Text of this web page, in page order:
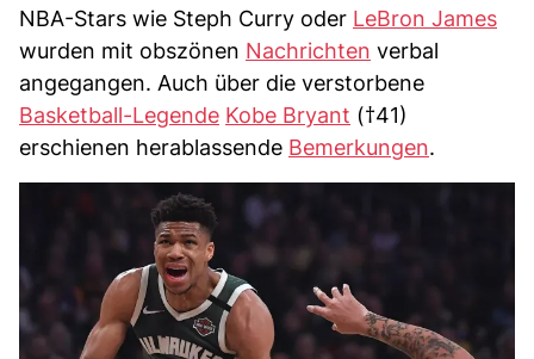
NBA-Stars wie Steph Curry oder LeBron James
wurden mit obszönen Nachrichten verbal
angegangen. Auch über die verstorbene
Basketball-Legende Kobe Bryant (†41)
erschienen herablassende Bemerkungen.